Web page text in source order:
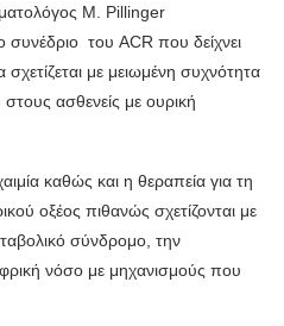
M. Pillinger
του ACR που δείχνει
σχετίζεται με μειωμένη συχνότητα
ασθενείς με ουρική
καθώς και η θεραπεία για τη
οξέος πιθανώς σχετίζονται με
σύνδρομο, την
νόσο με μηχανισμούς που